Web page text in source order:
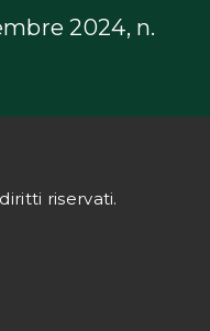
2024, n.
riservati.